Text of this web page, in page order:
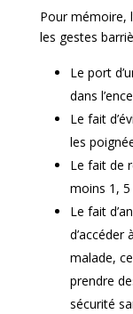
Pour mémoire,
les gestes
Le port
dans
Le fait
les
Le fait de
moins 1, 5
Le fait
d’accéder
malade,
prendre
sécurité